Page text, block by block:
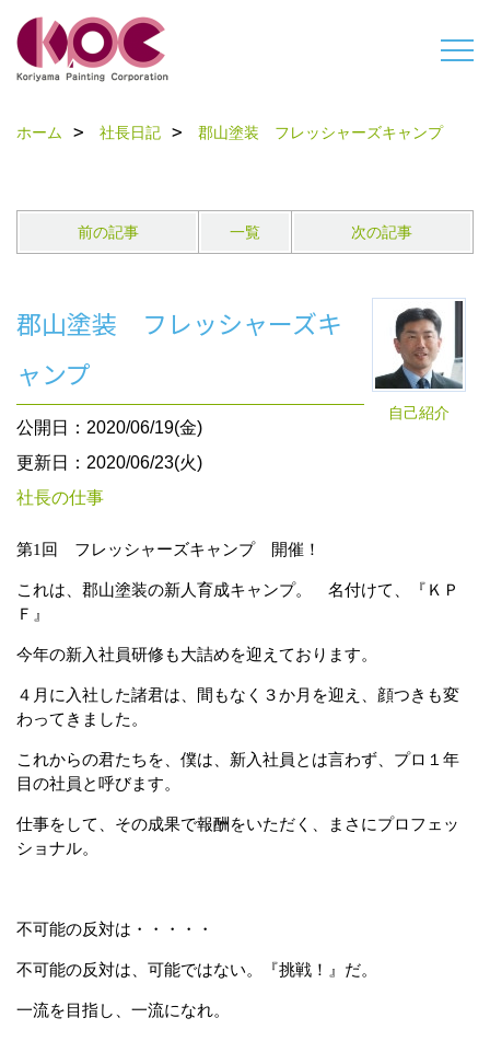
ホーム 社長日記 郡山塗装 フレッシャーズキャンプ
前の記事 一覧 次の記事
自己紹介
郡山塗装 フレッシャーズキ
ャンプ
公開日：2020/06/19(金)
更新日：2020/06/23(火)
社長の仕事
第1回 フレッシャーズキャンプ 開催！
これは、郡山塗装の新人育成キャンプ。 名付けて、『ＫＰ
Ｆ』
今年の新入社員研修も大詰めを迎えております。
４月に入社した諸君は、間もなく３か月を迎え、顔つきも変
わってきました。
これからの君たちを、僕は、新入社員とは言わず、プロ１年
目の社員と呼びます。
仕事をして、その成果で報酬をいただく、まさにプロフェッ
ショナル。
不可能の反対は・・・・・
不可能の反対は、可能ではない。『挑戦！』だ。
一流を目指し、一流になれ。